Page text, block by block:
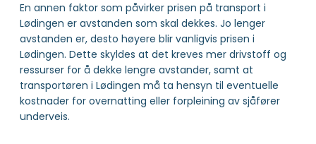
En annen faktor som påvirker prisen på transport i
Lødingen er avstanden som skal dekkes. Jo lenger
avstanden er, desto høyere blir vanligvis prisen i
Lødingen. Dette skyldes at det kreves mer drivstoff og
ressurser for å dekke lengre avstander, samt at
transportøren i Lødingen må ta hensyn til eventuelle
kostnader for overnatting eller forpleining av sjåfører
underveis.